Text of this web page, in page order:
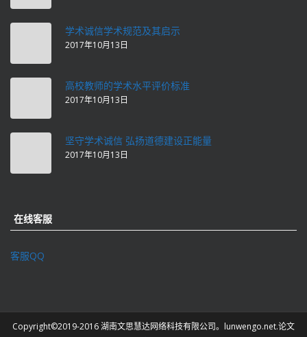
学术诚信学术规范及其启示
2017年10月13日
高校教师的学术水平评价标准
2017年10月13日
坚守学术诚信 弘扬道德建设正能量
2017年10月13日
在线客服
客服QQ
Copyright©2019-2016 湖南文思慧达网络科技有限公司。lunwengo.net.论文